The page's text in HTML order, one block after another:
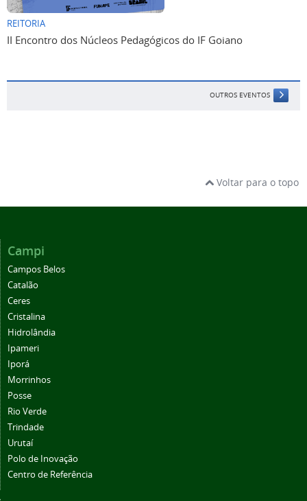
REITORIA
II Encontro dos Núcleos Pedagógicos do IF Goiano
OUTROS EVENTOS
Voltar para o topo
Campi
Campos Belos
Catalão
Ceres
Cristalina
Hidrolândia
Ipameri
Iporá
Morrinhos
Posse
Rio Verde
Trindade
Urutaí
Polo de Inovação
Centro de Referência